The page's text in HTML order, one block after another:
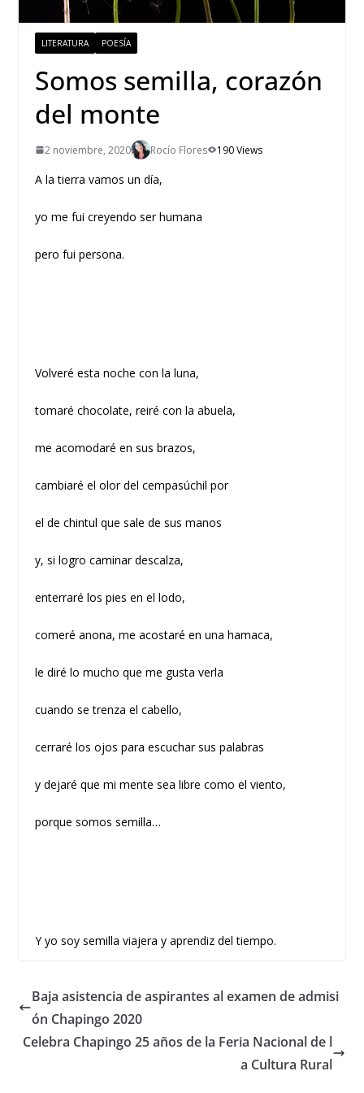
LITERATURA POESÍA
Somos semilla, corazón
del monte
2 noviembre, 2020 Rocío Flores 190 Views
A la tierra vamos un día,
yo me fui creyendo ser humana
pero fui persona.
Volveré esta noche con la luna,
tomaré chocolate, reiré con la abuela,
me acomodaré en sus brazos,
cambiaré el olor del cempasúchil por
el de chintul que sale de sus manos
y, si logro caminar descalza,
enterraré los pies en el lodo,
comeré anona, me acostaré en una hamaca,
le diré lo mucho que me gusta verla
cuando se trenza el cabello,
cerraré los ojos para escuchar sus palabras
y dejaré que mi mente sea libre como el viento,
porque somos semilla…
Y yo soy semilla viajera y aprendiz del tiempo.
Baja asistencia de aspirantes al examen de admisi
ón Chapingo 2020
Celebra Chapingo 25 años de la Feria Nacional de l
a Cultura Rural